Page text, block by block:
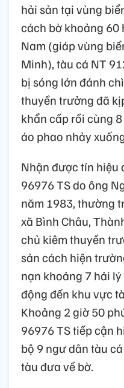
hải sản tại vùng
cách bờ khoảng
Nam (giáp vùng
Minh), tàu cá NT
bị sóng lớn đánh
thuyền trưởng đã
khẩn cấp rồi cùng
áo phao nhảy
Nhận được tín hiệu
96976 TS do ông
năm 1983, thường
xã Bình Châu,
chủ kiêm thuyền
sản cách hiện
nạn khoảng 7 hải
động đến khu vực
Khoảng 2 giờ 50
96976 TS tiếp cận
bộ 9 ngư dân tàu
tàu đưa về bờ.